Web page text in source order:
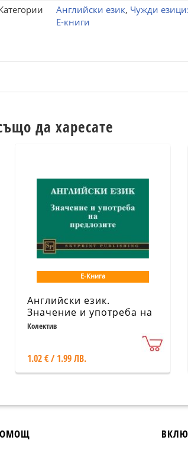
Английски език, Чужди
Е-книги
да харесате
Е-Книга
Английски език.
Значение и употреба на
предлозите
Колектив
1.02 € / 1.99 ЛВ.